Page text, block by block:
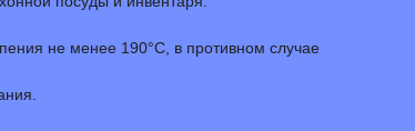
не менее 190°С, в противном случае